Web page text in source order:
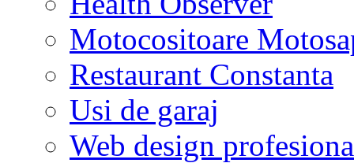
Motocositoare
Restaurant Constanta
Usi de garaj
Web design